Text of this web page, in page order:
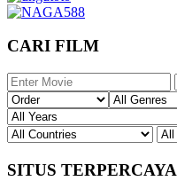
CARI FILM
SITUS TERPERCAYA